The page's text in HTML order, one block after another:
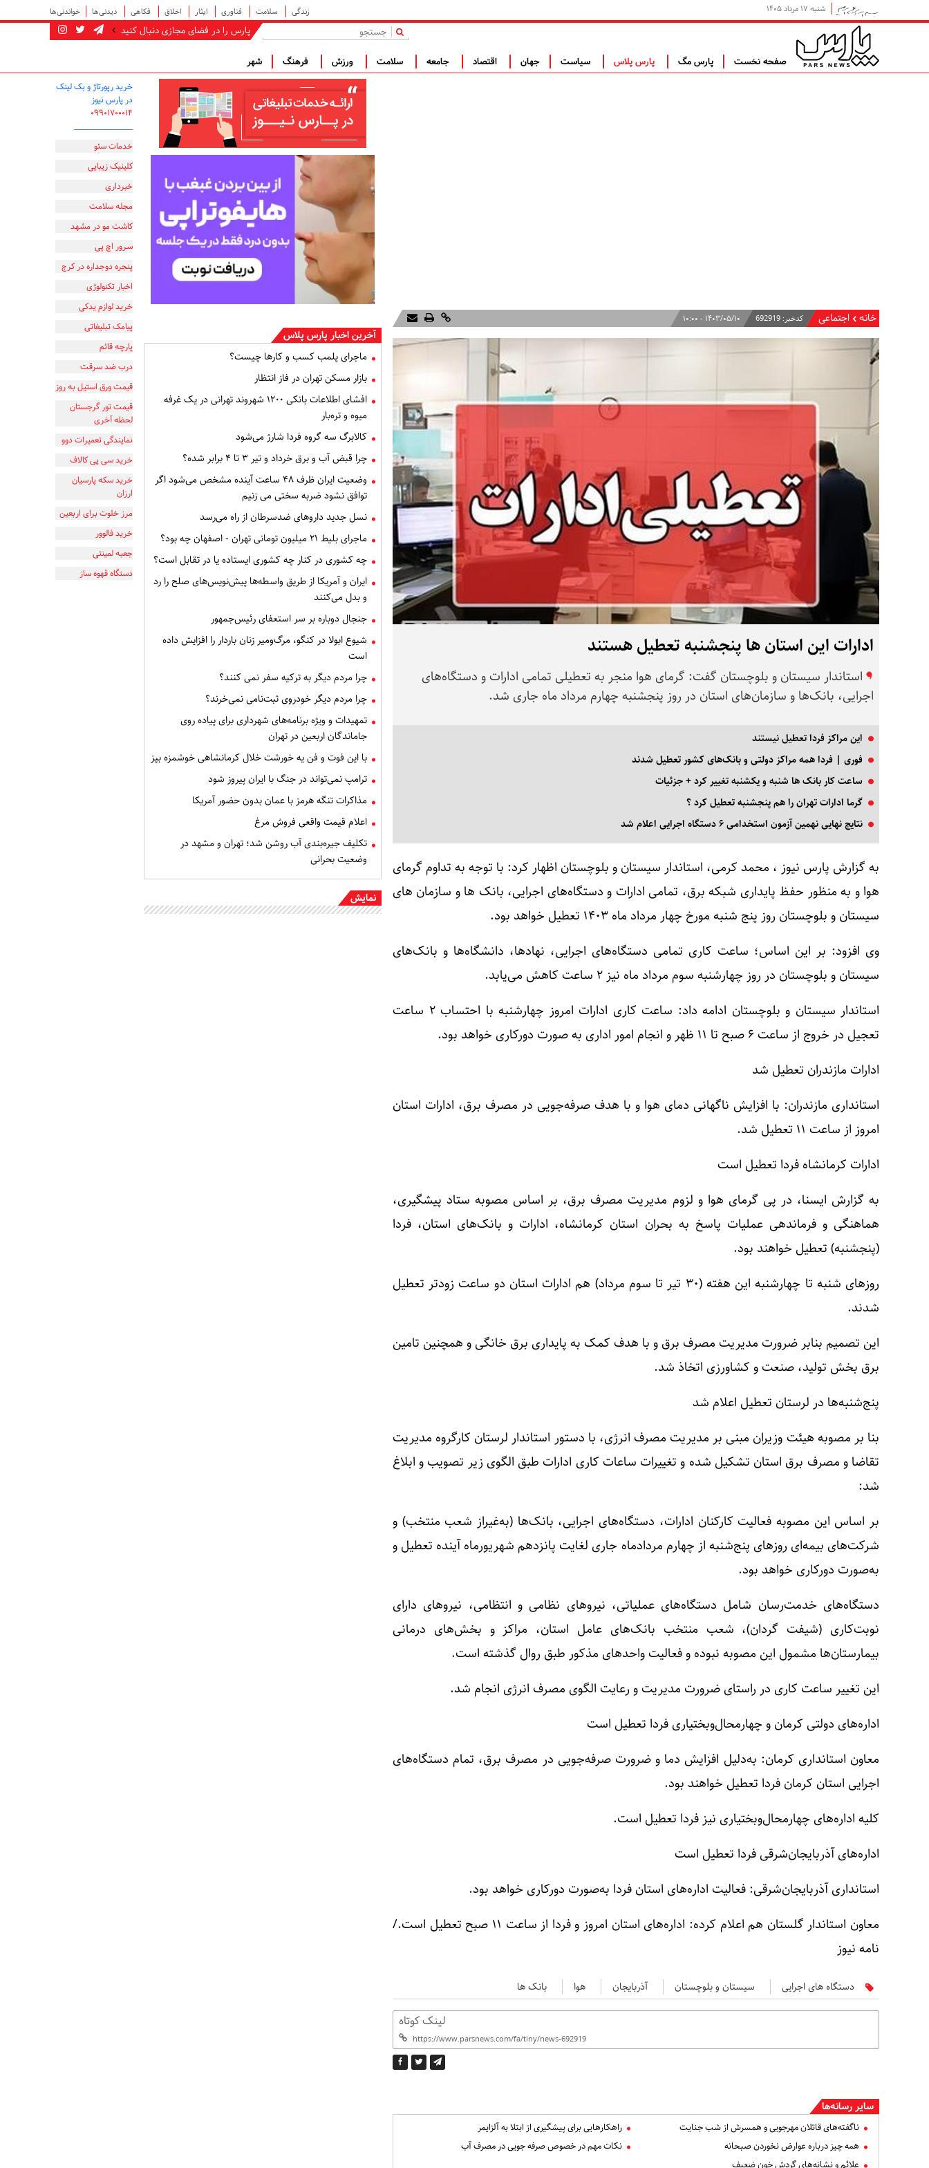
شنبه ۱۷ مرداد ۱۴۰۵ زندگی سلامت فناوری ایثار اخلاق فکاهی دیدنی‌ها خواندنی‌ها
پارس را در فضای مجازی دنبال کنید |
صفحه نخست پارس مگ پارس پلاس سیاست جهان اقتصاد جامعه سلامت ورزش فرهنگ شهر
خانه اجتماعی کدخبر:692919 ۱۴۰۳/۰۵/۱۰ - ۱۰:۰۰
ادارات این استان‌ ها پنجشنبه تعطیل هستند
استاندار سیستان و بلوچستان گفت: گرمای هوا منجر به تعطیلی تمامی ادارات و دستگاه‌های
اجرایی، بانک‌ها و سازمان‌های استان در روز پنجشنبه چهارم مرداد ماه جاری شد.
این مراکز فردا تعطیل نیستند
فوری | فردا همه مراکز دولتی و بانک‌های کشور تعطیل شدند
ساعت کار بانک ها شنبه و یکشنبه تغییر کرد + جزئیات
گرما ادارات تهران را هم پنجشنبه تعطیل کرد ؟
نتایج نهایی نهمین آزمون استخدامی ۶ دستگاه‌ اجرایی اعلام شد
به گزارش پارس نیوز ، محمد کرمی، استاندار سیستان و بلوچستان اظهار کرد: با توجه به تداوم گرمای
هوا و به منظور حفظ پایداری شبکه برق، تمامی ادارات و دستگاه‌های اجرایی، بانک ها و سازمان های
سیستان و بلوچستان روز پنج شنبه مورخ چهار مرداد ماه ۱۴۰۳ تعطیل خواهد بود.
وی افزود: بر این اساس؛ ساعت کاری تمامی دستگاه‌های اجرایی، نهادها، دانشگاه‌ها و بانک‌های
سیستان و بلوچستان در روز چهارشنبه سوم مرداد ماه نیز ۲ ساعت کاهش می‌یابد.
استاندار سیستان و بلوچستان ادامه داد: ساعت کاری ادارات امروز چهارشنبه با احتساب ۲ ساعت
تعجیل در خروج از ساعت ۶ صبح تا ۱۱ ظهر و انجام امور اداری به صورت دورکاری خواهد بود.
ادارات مازندران تعطیل شد
استانداری مازندران: با افزایش ناگهانی دمای هوا و با هدف صرفه‌جویی در مصرف برق، ادارات استان
امروز از ساعت ۱۱ تعطیل شد.‌
ادارات کرمانشاه فردا تعطیل است
به گزارش ایسنا، در پی گرمای هوا و لزوم مدیریت مصرف برق، بر اساس مصوبه ستاد پیشگیری،
هماهنگی و فرماندهی عملیات پاسخ به بحران استان کرمانشاه، ادارات و بانک‌های استان، فردا
(پنجشنبه) تعطیل خواهند بود.
روزهای شنبه تا چهارشنبه این هفته (۳۰ تیر تا سوم مرداد) هم ادارات استان دو ساعت زودتر تعطیل
شدند.
این تصمیم بنابر ضرورت مدیریت مصرف برق و با هدف کمک به پایداری برق خانگی و همچنین تامین
برق بخش تولید، صنعت و کشاورزی اتخاذ شد.
پنج‌شنبه‌ها در لرستان تعطیل اعلام شد
بنا بر مصوبه هیئت وزیران مبنی بر مدیریت مصرف انرژی، با دستور استاندار لرستان کارگروه مدیریت
تقاضا و مصرف برق استان تشکیل شده و تغییرات ساعات کاری ادارات طبق الگوی زیر تصویب و ابلاغ
شد:
بر اساس این مصوبه فعالیت کارکنان ادارات، دستگاه‌های اجرایی، بانک‌ها (به‌غیراز شعب منتخب) و
شرکت‌های بیمه‌ای روزهای پنج‌شنبه از چهارم مردادماه جاری لغایت پانزدهم شهریورماه آینده تعطیل و
به‌صورت دورکاری خواهد بود.
دستگاه‌های خدمت‌رسان شامل دستگاه‌های عملیاتی، نیروهای نظامی و انتظامی، نیروهای دارای
نوبت‌کاری (شیفت گردان)، شعب منتخب بانک‌های عامل استان، مراکز و بخش‌های درمانی
بیمارستان‌ها مشمول این مصوبه نبوده و فعالیت واحدهای مذکور طبق روال گذشته است.
این تغییر ساعت کاری در راستای ضرورت مدیریت و رعایت الگوی مصرف انرژی انجام شد.
ادار‌ه‌های دولتی کرمان و چهارمحال‌و‌بختیاری فردا تعطیل است
معاون استانداری کرمان: به‌دلیل افزایش دما و ضرورت صرفه‌جویی در مصرف برق، تمام دستگاه‌های
اجرایی استان کرمان فردا تعطیل خواهند بود.
کلیه ادار‌ه‌های چهارمحال‌وبختیاری نیز فردا تعطیل است.
اداره‌های آذربایجان‌شرقی فردا تعطیل است
استانداری آذربایجان‌شرقی: فعالیت ادار‌ه‌های استان فردا به‌صورت دورکاری خواهد بود.
معاون استاندار گلستان هم اعلام کرده: اداره‌های استان امروز و فردا از ساعت ۱۱ صبح تعطیل است./
نامه نیوز
دستگاه های اجرایی سیستان و بلوچستان آذربایجان هوا بانک ها
لینک کوتاه
سایر رسانه‌ها
ناگفته‌های قاتلان مهرجویی و همسرش از شب جنایت
راهکارهایی برای پیشگیری از ابتلا به آلزایمر
همه چیز درباره عوارض نخوردن صبحانه
نکات مهم در خصوص صرفه جویی در مصرف آب
علائم و نشانه‌های گردش خون ضعیف
آخرین اخبار پارس پلاس
ماجرای پلمب کسب و کارها چیست؟
بازار مسکن تهران در فاز انتظار
افشای اطلاعات بانکی ۱۲۰۰ شهروند تهرانی در یک غرفه
میوه و تره‌بار
کالابرگ سه گروه فردا شارژ می‌شود
چرا قبض آب و برق خرداد و تیر ۳ تا ۴ برابر شده؟
وضعیت ایران ظرف ۴۸ ساعت آینده مشخص می‌شود اگر
توافق نشود ضربه سختی می زنیم
نسل جدید داروهای ضدسرطان از راه می‌رسد
ماجرای بلیط ۲۱ میلیون تومانی تهران - اصفهان چه بود؟
چه کشوری در کنار چه کشوری ایستاده یا در تقابل است؟
ایران و آمریکا از طریق واسطه‌ها پیش‌نویس‌های صلح را رد
و بدل می‌کنند
جنجال دوباره بر سر استعفای رئیس‌جمهور
شیوع ابولا در کنگو، مرگ‌ومیر زنان باردار را افزایش داده
است
چرا مردم دیگر به ترکیه سفر نمی کنند؟
چرا مردم دیگر خودروی ثبت‌نامی نمی‌خرند؟
تمهیدات و ویژه برنامه‌های شهرداری برای پیاده روی
جاماندگان اربعین در تهران
با این فوت و فن یه خورشت خلال کرمانشاهی خوشمزه بپز
ترامپ نمی‌تواند در جنگ با ایران پیروز شود
مذاکرات تنگه هرمز با عمان بدون حضور آمریکا
اعلام قیمت واقعی فروش مرغ
تکلیف جیره‌بندی آب روشن شد؛ تهران و مشهد در
وضعیت بحرانی
نمایش
خرید رپورتاژ و بک لینک
در پارس نیوز
۰۹۹۰۱۷۰۰۰۱۴
_________________
خدمات سئو
کلینیک زیبایی
خبرداری
مجله سلامت
کاشت مو در مشهد
سرور اچ پی
پنجره دوجداره در کرج
اخبار تکنولوژی
خرید لوازم یدکی
پیامک تبلیغاتی
پارچه قائم
درب ضد سرقت
قیمت ورق استیل به روز
قیمت تور گرجستان
لحظه آخری
نمایندگی تعمیرات دوو
خرید سی پی کالاف
خرید سکه پارسیان
ارزان
مرز خلوت برای اربعین
خرید فالوور
جعبه لمینتی
دستگاه قهوه ساز